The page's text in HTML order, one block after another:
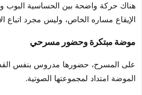
هناك حركة واضحة بين الحساسية البوب
الإيقاع مساره الخاص، وليس مجرد اتباع
موضة مبتكرة وحضور مسرحي
على المسرح، حضورها مدروس بنفس
الموضة امتداد لمجموعتها الصوتية.